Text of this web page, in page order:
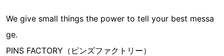
We give small things the power to tell your best messa
ge.
PINS FACTORY（ピンズファクトリー）